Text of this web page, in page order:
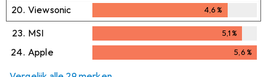
20. Viewsonic 4,6%
23. MSI 5,1%
5,1%
24. Apple 5,6%